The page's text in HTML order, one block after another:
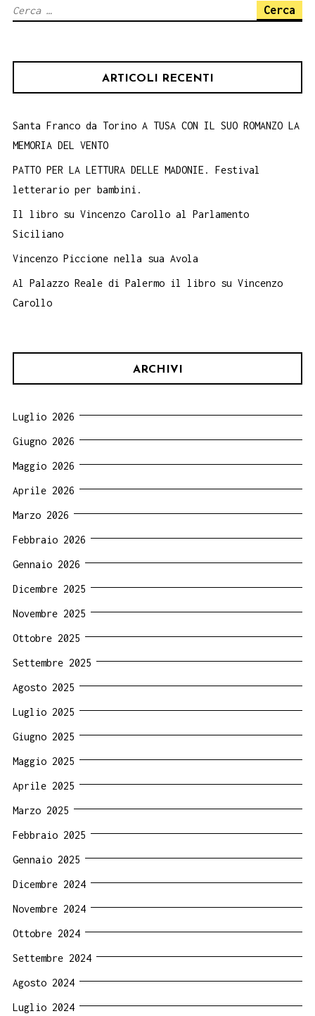
Marcello
Panzarella
Caffè
Ricerca
ARTICOLI RECENTI
Santa Franco da Torino A TUSA CON IL SUO ROMANZO LA
MEMORIA DEL VENTO
PATTO PER LA LETTURA DELLE MADONIE. Festival
letterario per bambini.
Il libro su Vincenzo Carollo al Parlamento
Siciliano
Vincenzo Piccione nella sua Avola
Al Palazzo Reale di Palermo il libro su Vincenzo
Carollo
ARCHIVI
Luglio 2026
Giugno 2026
Maggio 2026
Aprile 2026
Marzo 2026
Febbraio 2026
Gennaio 2026
Dicembre 2025
Novembre 2025
Ottobre 2025
Settembre 2025
Agosto 2025
Luglio 2025
Giugno 2025
Maggio 2025
Aprile 2025
Marzo 2025
Febbraio 2025
Gennaio 2025
Dicembre 2024
Novembre 2024
Ottobre 2024
Settembre 2024
Agosto 2024
Luglio 2024